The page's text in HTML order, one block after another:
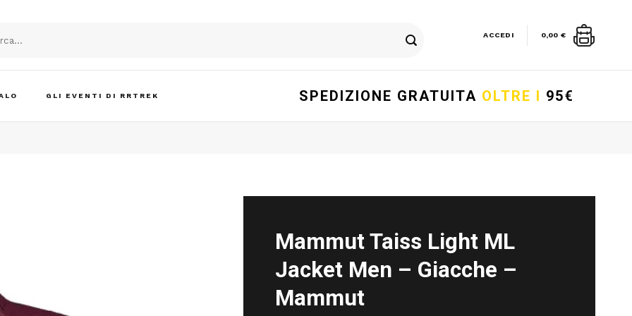
ACCEDI 0,00 €
GLI EVENTI DI RRTREK SPEDIZIONE GRATUITA OLTRE I 95€
Mammut Taiss Light ML
Jacket Men – Giacche –
Mammut